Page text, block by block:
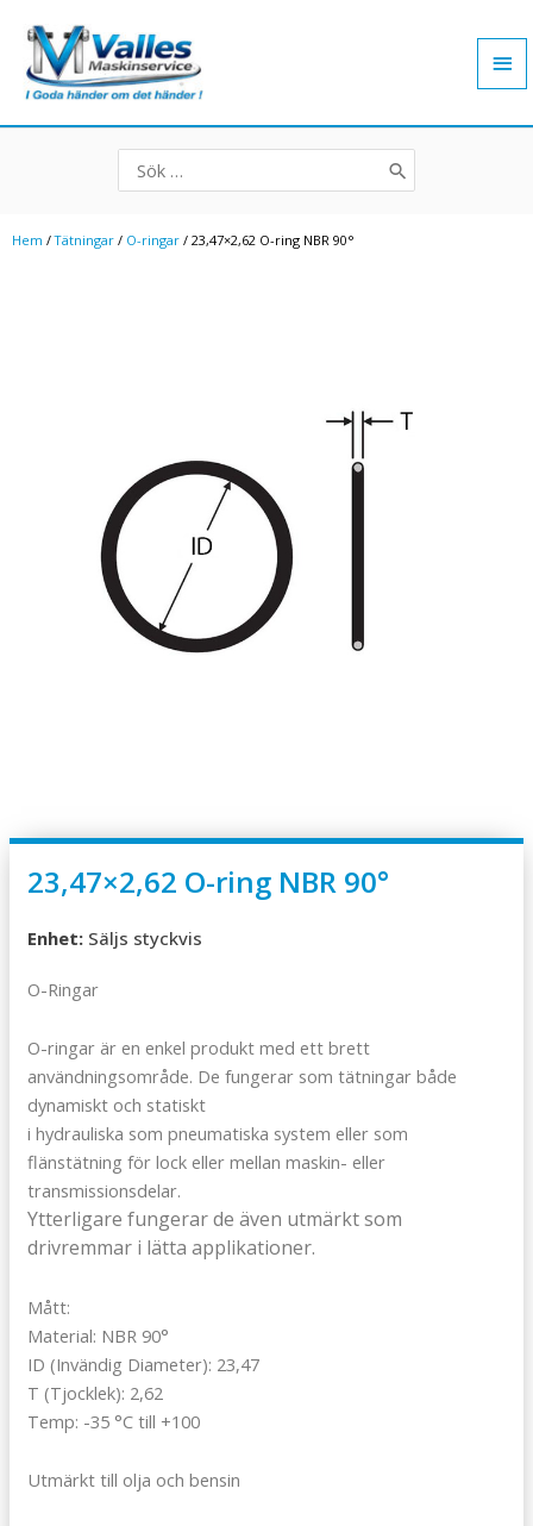
innehåll
Search
for:
Hem /Tätningar / O-ringar / 23,47×2,62 O-ring NBR 90°
23,47×2,62 O-ring NBR 90°
Enhet: Säljs styckvis
O-Ringar
O-ringar är en enkel produkt med ett brett
användningsområde. De fungerar som tätningar både
dynamiskt och statiskt
i hydrauliska som pneumatiska system eller som
flänstätning för lock eller mellan maskin- eller
transmissionsdelar.
Ytterligare fungerar de även utmärkt som
drivremmar i lätta applikationer.
Mått:
Material: NBR 90°
ID (Invändig Diameter): 23,47
T (Tjocklek): 2,62
Temp: -35 °C till +100
Utmärkt till olja och bensin